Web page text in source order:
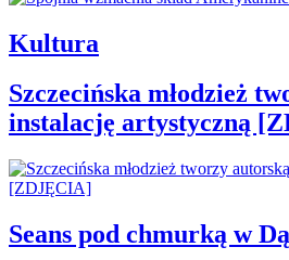
Kultura
Szczecińska młodzież
instalację artystyczną
Seans pod chmurką w